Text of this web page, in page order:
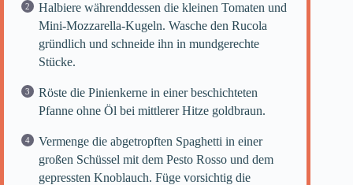
Halbiere währenddessen die kleinen Tomaten und
Mini-Mozzarella-Kugeln. Wasche den Rucola
gründlich und schneide ihn in mundgerechte
Stücke.
Röste die Pinienkerne in einer beschichteten
Pfanne ohne Öl bei mittlerer Hitze goldbraun.
Vermenge die abgetropften Spaghetti in einer
großen Schüssel mit dem Pesto Rosso und dem
gepressten Knoblauch. Füge vorsichtig die